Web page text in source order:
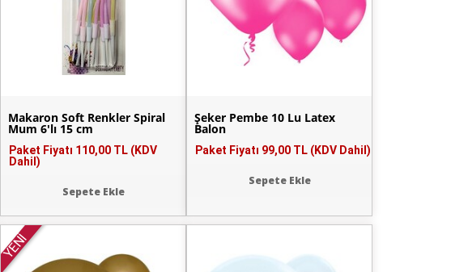
Makaron Soft Renkler Spiral
Mum 6'lı 15 cm
Paket Fiyatı 110,00 TL (KDV
Dahil)
Sepete Ekle
Şeker Pembe 10 Lu Latex
Balon
Paket Fiyatı 99,00 TL (KDV Dahil)
Sepete Ekle
YENİ